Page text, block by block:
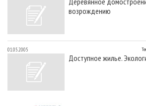
возрождению
01.05.2005
Доступное жилье.